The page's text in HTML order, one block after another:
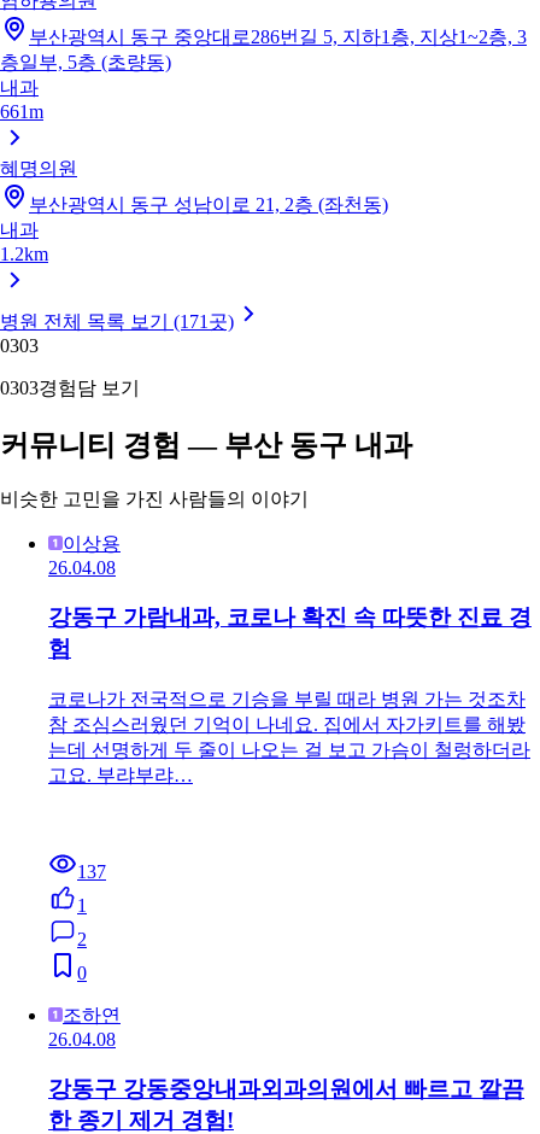
부산광역시 동구 중앙대로286번길 5, 지하1층, 지상1~2층, 3
층일부, 5층 (초량동)
내과
661m
혜명의원
부산광역시 동구 성남이로 21, 2층 (좌천동)
내과
1.2km
병원 전체 목록 보기 (171곳)
0303
0303경험담 보기
커뮤니티 경험 — 부산 동구 내과
비슷한 고민을 가진 사람들의 이야기
이상용
26.04.08
강동구 가람내과, 코로나 확진 속 따뜻한 진료 경
험
코로나가 전국적으로 기승을 부릴 때라 병원 가는 것조차
참 조심스러웠던 기억이 나네요. 집에서 자가키트를 해봤
는데 선명하게 두 줄이 나오는 걸 보고 가슴이 철렁하더라
고요. 부랴부랴…
137
1
2
0
조하연
26.04.08
강동구 강동중앙내과외과의원에서 빠르고 깔끔
한 종기 제거 경험!